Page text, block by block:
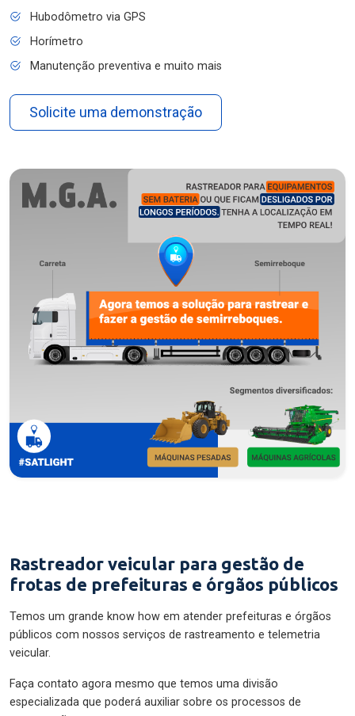
Hubodômetro via GPS
Horímetro
Manutenção preventiva e muito mais
Solicite uma demonstração
Rastreador veicular para gestão de
frotas de prefeituras e órgãos públicos
Temos um grande know how em atender prefeituras e órgãos
públicos com nossos serviços de rastreamento e telemetria
veicular.
Faça contato agora mesmo que temos uma divisão
especializada que poderá auxiliar sobre os processos de